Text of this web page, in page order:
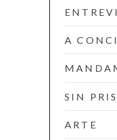
A
SIN
ARTE